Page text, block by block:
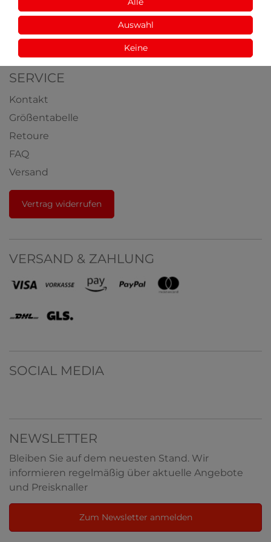
Videos
Auszeichnungen
SERVICE
Kontakt
Größentabelle
Retoure
FAQ
Versand
Vertrag widerrufen
VERSAND & ZAHLUNG
SOCIAL MEDIA
NEWSLETTER
Bleiben Sie auf dem neuesten Stand. Wir
informieren regelmäßig über aktuelle Angebote
und Preisknaller
Zum Newsletter anmelden
Auswahl
Keine